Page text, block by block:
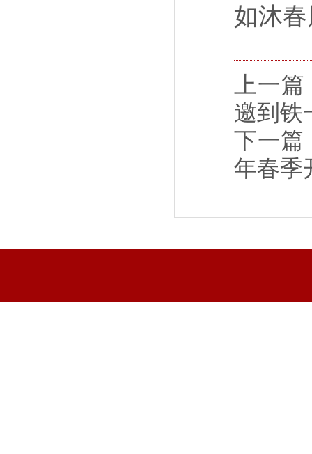
如沐
上一
邀到铁
下一篇
年春季